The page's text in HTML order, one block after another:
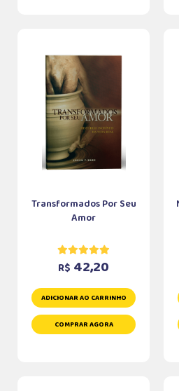
Transformados Por Seu
Amor
R$ 42,20
ADICIONAR AO CARRINHO
COMPRAR AGORA